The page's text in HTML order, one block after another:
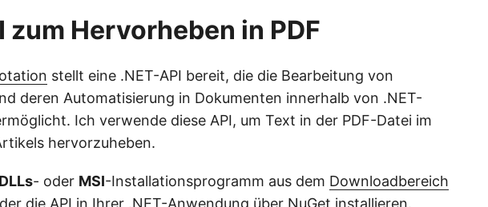
zum Hervorheben in PDF
stellt eine .NET-API bereit, die die Bearbeitung von
deren Automatisierung in Dokumenten innerhalb von .NET-
Ich verwende diese API, um Text in der PDF-Datei im
hervorzuheben.
DLLs- oder MSI-Installationsprogramm aus dem Downloadbereich
die API in Ihrer .NET-Anwendung über NuGet installieren.